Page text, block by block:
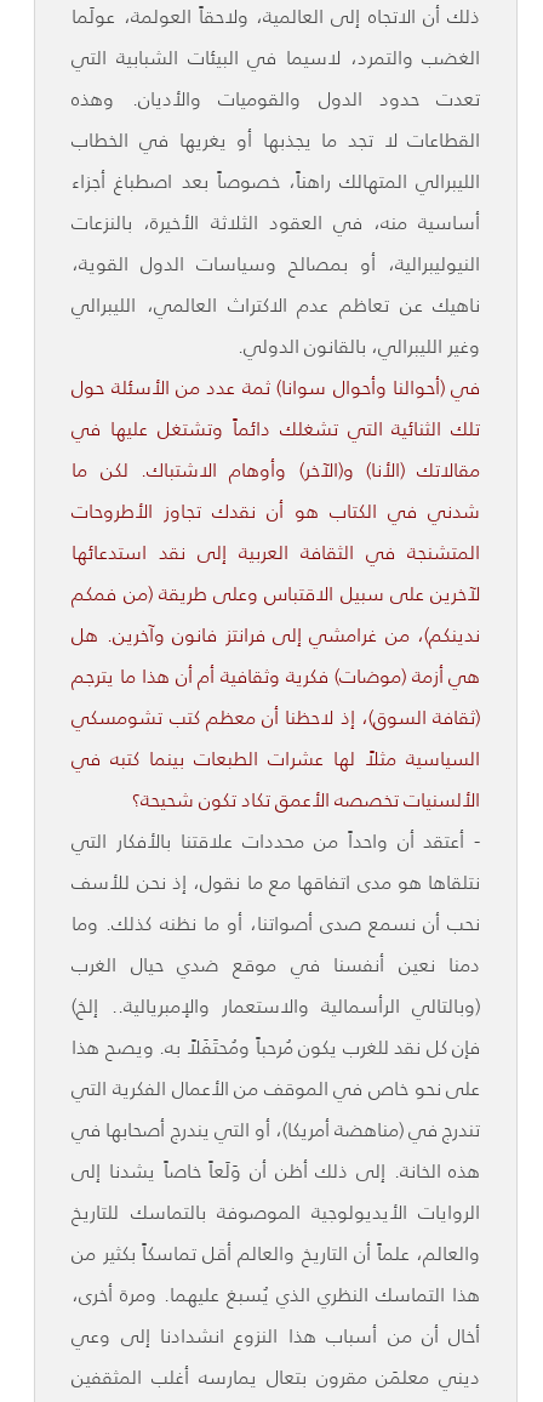
ذلك أن الاتجاه إلى العالمية، ولاحقاً العولمة، عولَما
الغضب والتمرد، لاسيما في البيئات الشبابية التي
تعدت حدود الدول والقوميات والأديان. وهذه
القطاعات لا تجد ما يجذبها أو يغريها في الخطاب
الليبرالي المتهالك راهناً، خصوصاً بعد اصطباغ أجزاء
أساسية منه، في العقود الثلاثة الأخيرة، بالنزعات
النيوليبرالية، أو بمصالح وسياسات الدول القوية،
ناهيك عن تعاظم عدم الاكتراث العالمي، الليبرالي
وغير الليبرالي، بالقانون الدولي.
في (أحوالنا وأحوال سوانا) ثمة عدد من الأسئلة حول
تلك الثنائية التي تشغلك دائماً وتشتغل عليها في
مقالاتك (الأنا) و(الآخر) وأوهام الاشتباك. لكن ما
شدني في الكتاب هو أن نقدك تجاوز الأطروحات
المتشنجة في الثقافة العربية إلى نقد استدعائها
لآخرين على سبيل الاقتباس وعلى طريقة (من فمكم
ندينكم)، من غرامشي إلى فرانتز فانون وآخرين. هل
هي أزمة (موضات) فكرية وثقافية أم أن هذا ما يترجم
(ثقافة السوق)، إذ لاحظنا أن معظم كتب تشومسكي
السياسية مثلاً لها عشرات الطبعات بينما كتبه في
الألسنيات تخصصه الأعمق تكاد تكون شحيحة؟
- أعتقد أن واحداً من محددات علاقتنا بالأفكار التي
نتلقاها هو مدى اتفاقها مع ما نقول، إذ نحن للأسف
نحب أن نسمع صدى أصواتنا، أو ما نظنه كذلك. وما
دمنا نعين أنفسنا في موقع ضدي حيال الغرب
(وبالتالي الرأسمالية والاستعمار والإمبريالية.. إلخ)
فإن كل نقد للغرب يكون مُرحباً ومُحتَفَلاً به. ويصح هذا
على نحو خاص في الموقف من الأعمال الفكرية التي
تندرج في (مناهضة أمريكا)، أو التي يندرج أصحابها في
هذه الخانة. إلى ذلك أظن أن وَلَعاً خاصاً يشدنا إلى
الروايات الأيديولوجية الموصوفة بالتماسك للتاريخ
والعالم، علماً أن التاريخ والعالم أقل تماسكاً بكثير من
هذا التماسك النظري الذي يُسبغ عليهما. ومرة أخرى،
أخال أن من أسباب هذا النزوع انشدادنا إلى وعي
ديني معلمَن مقرون بتعال يمارسه أغلب المثقفين